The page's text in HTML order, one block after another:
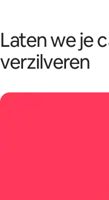
inhoud
Laten we je
verzilveren